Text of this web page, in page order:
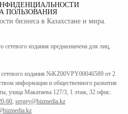
ПОЛЬЗОВАНИЯ
бизнеса в Казахстане и мира.
издания предназначена для лиц,
сетевого издания №KZ00VPY00046589 от 2
информации и общественного развития
улица Макатаева 127/3, 1 этаж, 32 офис.
60 sergey@bizmedia.kz